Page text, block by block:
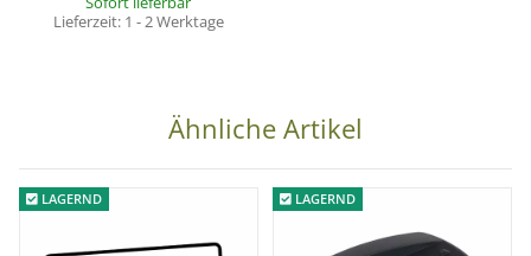
Lieferzeit: 1 - 2 Werktage
Ähnliche Artikel
LAGERND LAGERND